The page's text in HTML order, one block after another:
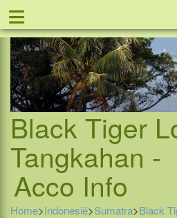
≡
Black Tiger
Tangkahan -
Acco Info
Home>Indonesië>Sumatra>Black